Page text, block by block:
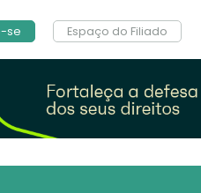
se Espaço do Filiado